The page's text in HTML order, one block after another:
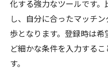
化する強力なツールです
し、自分に合ったマッチ
歩となります。登録時は
ど細かな条件を入力する
す。